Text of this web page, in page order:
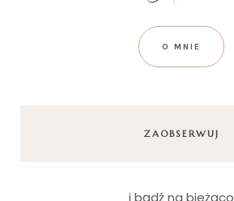
O MNIE
ZAOBSERWUJ
i bądź na bieżąco